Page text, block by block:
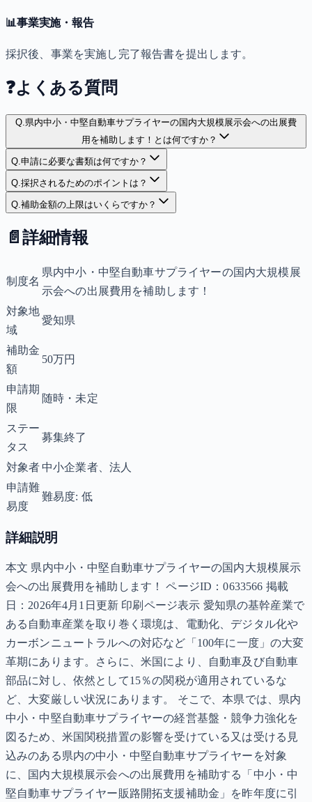
📊事業実施・報告
採択後、事業を実施し完了報告書を提出します。
❓よくある質問
Q.県内中小・中堅自動車サプライヤーの国内大規模展示会への出展費
用を補助します！とは何ですか？
Q.申請に必要な書類は何ですか？
Q.採択されるためのポイントは？
Q.補助金額の上限はいくらですか？
📄 詳細情報
制度名
県内中小・中堅自動車サプライヤーの国内大規模展
示会への出展費用を補助します！
対象地
域
愛知県
補助金
額
50万円
申請期
限
随時・未定
ステー
タス
募集終了
対象者 中小企業者、法人
申請難
易度
難易度: 低
詳細説明
本文 県内中小・中堅自動車サプライヤーの国内大規模展示
会への出展費用を補助します！ ページID：0633566 掲載
日：2026年4月1日更新 印刷ページ表示 愛知県の基幹産業で
ある自動車産業を取り巻く環境は、電動化、デジタル化や
カーボンニュートラルへの対応など「100年に一度」の大変
革期にあります。さらに、米国により、自動車及び自動車
部品に対し、依然として15％の関税が適用されているな
ど、大変厳しい状況にあります。 そこで、本県では、県内
中小・中堅自動車サプライヤーの経営基盤・競争力強化を
図るため、米国関税措置の影響を受けている又は受ける見
込みのある県内の中小・中堅自動車サプライヤーを対象
に、国内大規模展示会への出展費用を補助する「中小・中
堅自動車サプライヤー販路開拓支援補助金」を昨年度に引